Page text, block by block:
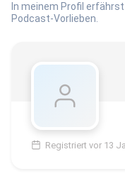
In meinem Profil
Podcast-Vorlieben.
Registriert vor 13